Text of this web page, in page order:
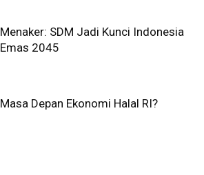
Menaker: SDM Jadi Kunci Indonesia
Emas 2045
Masa Depan Ekonomi Halal RI?